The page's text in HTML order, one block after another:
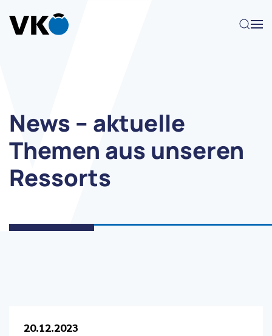
Zum Hauptinhalt springen
News – aktuelle
Themen aus unseren
Ressorts
20.12.2023